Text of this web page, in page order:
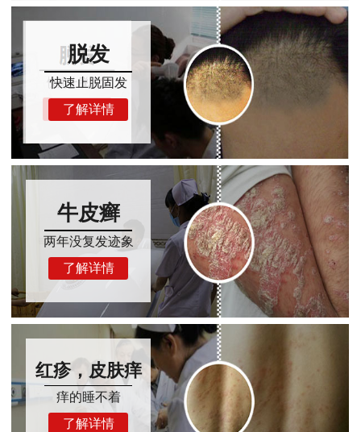
脱发
快速止脱固发
了解详情
牛皮癣
两年没复发迹象
了解详情
红疹，皮肤痒
痒的睡不着
了解详情